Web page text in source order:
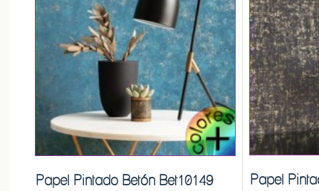
Papel Pintado Betón Bet10149 Papel